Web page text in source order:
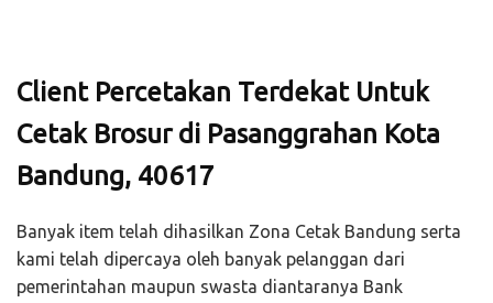
Client Percetakan Terdekat Untuk
Cetak Brosur di Pasanggrahan Kota
Bandung, 40617
Banyak item telah dihasilkan Zona Cetak Bandung serta
kami telah dipercaya oleh banyak pelanggan dari
pemerintahan maupun swasta diantaranya Bank